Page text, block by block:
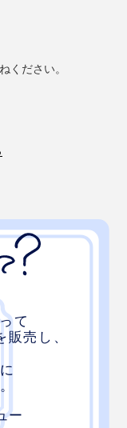
態（引っ張った状
してみてくださ
く、ガシガシ洗
が、スチームア
す。
ください。